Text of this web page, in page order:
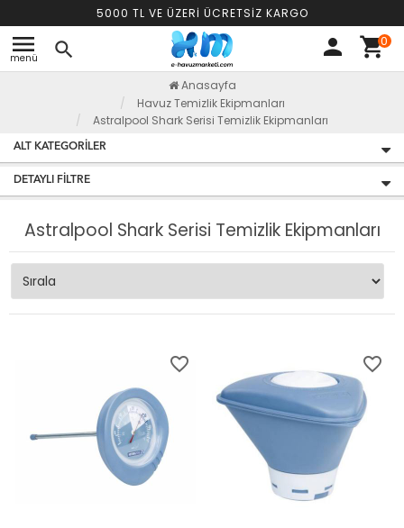
5000 TL VE ÜZERİ ÜCRETSİZ KARGO
menu
menü search person shopping_cart0
Anasayfa
Havuz Temizlik Ekipmanları
Astralpool Shark Serisi Temizlik Ekipmanları
ALT KATEGORILER
DETAYLI FILTRE
Astralpool Shark Serisi Temizlik Ekipmanları
favorite_border favorite_border